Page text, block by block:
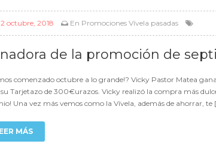
2 octubre, 2018 En Promociones Vívela pasadas
de la promoción de
comenzado octubre a lo grande!? Vicky Pastor Matea
Tarjetazo de 300€urazos. Vicky realizó la compra más
Una vez más vemos como la Vívela, además de ahorrar, te
MÁS